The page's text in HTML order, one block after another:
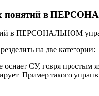
понятий в
в ПЕРСОНАЛЬНОМ
на две категории:
оснает СУ, говря
Пример такого